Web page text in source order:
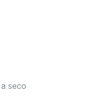
seco